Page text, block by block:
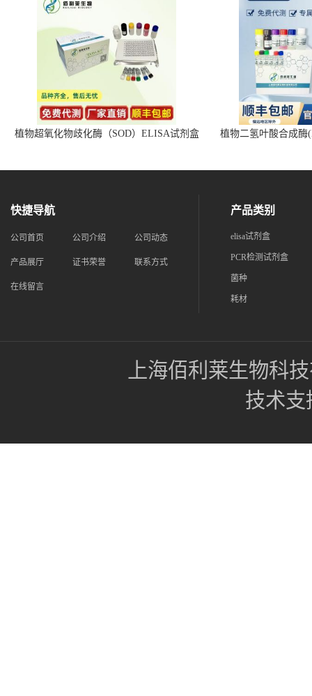
植物超氧化物歧化酶（SOD）ELISA试剂盒 植物二氢叶酸合成酶
快捷导航
公司首页 公司介绍 公司动态
产品展厅 证书荣誉 联系方式
在线留言
产品类别
elisa试剂盒
PCR检测试剂盒
菌种
耗材
上海佰利莱生物科
技术